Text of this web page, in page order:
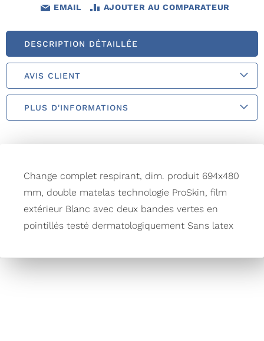
EMAIL AJOUTER AU COMPARATEUR
DESCRIPTION DÉTAILLÉE
AVIS CLIENT
PLUS D'INFORMATIONS
Change complet respirant, dim. produit 694x480
mm, double matelas technologie ProSkin, film
extérieur Blanc avec deux bandes vertes en
pointillés testé dermatologiquement Sans latex